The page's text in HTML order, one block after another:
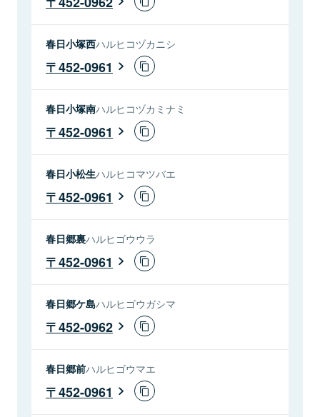
春日小塚西ハルヒコヅカニシ
452-0961
春日小塚南ハルヒコヅカミナミ
452-0961
春日小松生ハルヒコマツバエ
452-0961
春日郷裏ハルヒゴウウラ
452-0961
春日郷ケ島ハルヒゴウガシマ
452-0962
春日郷前ハルヒゴウマエ
452-0961